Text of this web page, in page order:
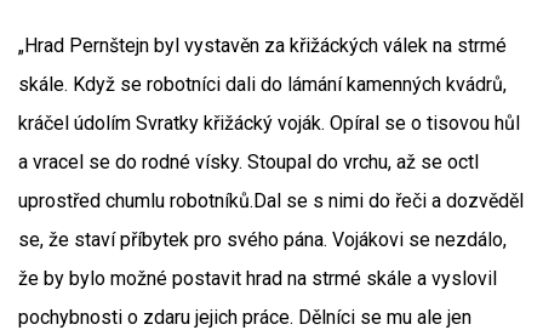
„Hrad Pernštejn byl vystavěn za křižáckých válek na strmé
skále. Když se robotníci dali do lámání kamenných kvádrů,
kráčel údolím Svratky křižácký voják. Opíral se o tisovou hůl
a vracel se do rodné vísky. Stoupal do vrchu, až se octl
uprostřed chumlu robotníků.Dal se s nimi do řeči a dozvěděl
se, že staví příbytek pro svého pána. Vojákovi se nezdálo,
že by bylo možné postavit hrad na strmé skále a vyslovil
pochybnosti o zdaru jejich práce. Dělníci se mu ale jen